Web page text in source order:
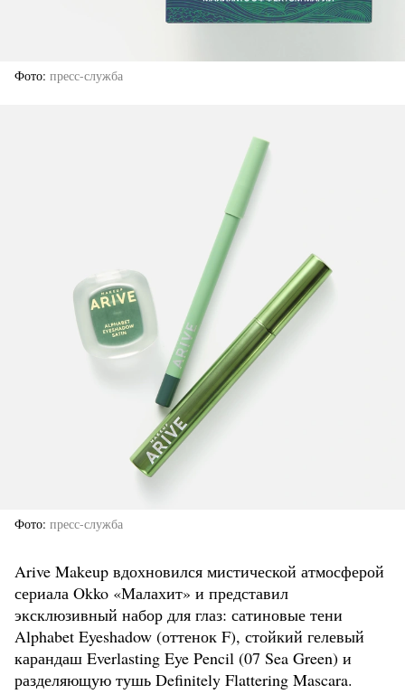
Фото пресс-служба
Фото пресс-служба
Arive Makeup вдохновился мистической атмосферой
сериала Okko «Малахит» и представил
эксклюзивный набор для глаз: сатиновые тени
Alphabet Eyeshadow (оттенок F), стойкий гелевый
карандаш Everlasting Eye Pencil (07 Sea Green) и
разделяющую тушь Definitely Flattering Mascara.